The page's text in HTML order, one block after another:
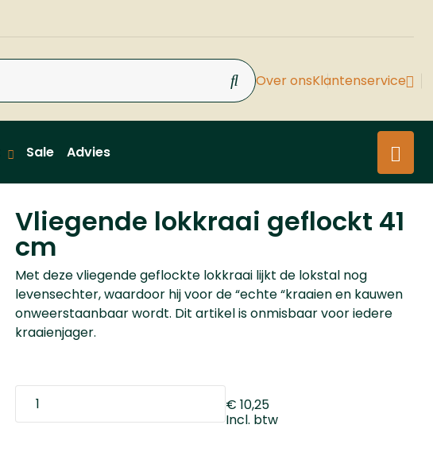
Over onsKlantenservice
Sale Advies
Vliegende lokkraai geflockt 41
cm
Met deze vliegende geflockte lokkraai lijkt de lokstal nog
levensechter, waardoor hij voor de “echte “kraaien en kauwen
onweerstaanbaar wordt. Dit artikel is onmisbaar voor iedere
kraaienjager.
€ 10,25
Incl. btw